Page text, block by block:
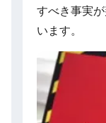
すべき事実
います。